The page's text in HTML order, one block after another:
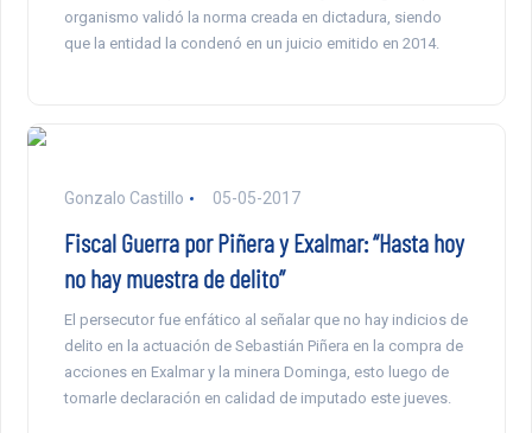
organismo validó la norma creada en dictadura, siendo
que la entidad la condenó en un juicio emitido en 2014.
Gonzalo Castillo 05-05-2017
Fiscal Guerra por Piñera y Exalmar: “Hasta hoy
no hay muestra de delito”
El persecutor fue enfático al señalar que no hay indicios de
delito en la actuación de Sebastián Piñera en la compra de
acciones en Exalmar y la minera Dominga, esto luego de
tomarle declaración en calidad de imputado este jueves.